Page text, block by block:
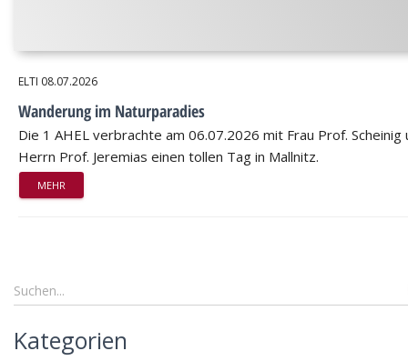
ELTI 08.07.2026
Wanderung im Naturparadies
Die 1 AHEL verbrachte am 06.07.2026 mit Frau Prof. Scheinig
Herrn Prof. Jeremias einen tollen Tag in Mallnitz.
MEHR
Kategorien